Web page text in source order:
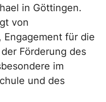
in Göttingen.
von
Engagement für die
Förderung des
im
und des